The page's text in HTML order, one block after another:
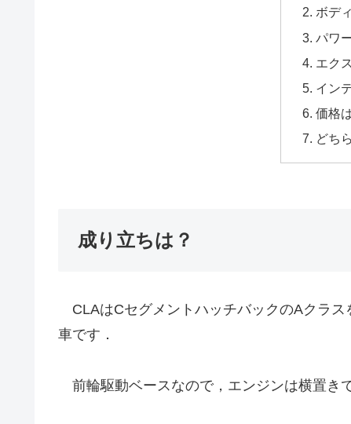
ボデ
パワ
エク
イン
価格
どち
成り立ちは？
CLAはCセグメントハッチバックのAクラス
車です．
前輪駆動ベースなので，エンジンは横置き